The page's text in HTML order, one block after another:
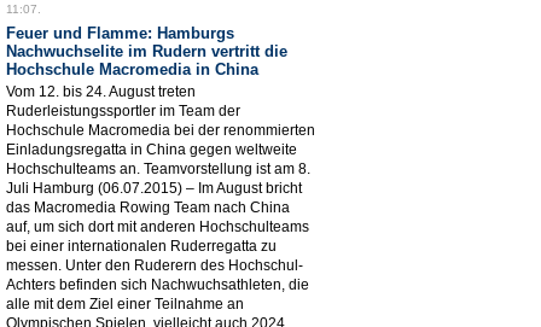
11:07.
Feuer und Flamme: Hamburgs
Nachwuchselite im Rudern vertritt die
Hochschule Macromedia in China
Vom 12. bis 24. August treten
Ruderleistungssportler im Team der
Hochschule Macromedia bei der renommierten
Einladungsregatta in China gegen weltweite
Hochschulteams an. Teamvorstellung ist am 8.
Juli Hamburg (06.07.2015) – Im August bricht
das Macromedia Rowing Team nach China
auf, um sich dort mit anderen Hochschulteams
bei einer internationalen Ruderregatta zu
messen. Unter den Ruderern des Hochschul-
Achters befinden sich Nachwuchsathleten, die
alle mit dem Ziel einer Teilnahme an
Olympischen Spielen, vielleicht auch 2024,